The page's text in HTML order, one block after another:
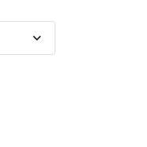
expand_more